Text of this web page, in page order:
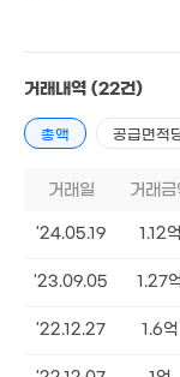
거래내역 (22건)
총액 공급면적
거래일 거래금
'24.05.19 1.12억
'23.09.05 1.27
'22.12.27 1.6억